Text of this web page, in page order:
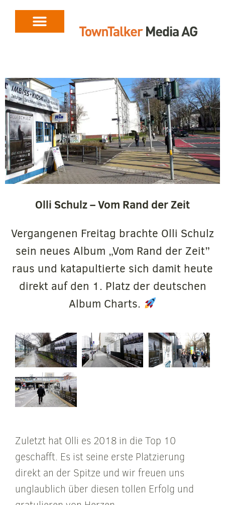
Olli Schulz – Vom Rand der Zeit
Vergangenen Freitag brachte Olli Schulz
sein neues Album „Vom Rand der Zeit”
raus und katapultierte sich damit heute
direkt auf den 1. Platz der deutschen
Album Charts.
Zuletzt hat Olli es 2018 in die Top 10
geschafft. Es ist seine erste Platzierung
direkt an der Spitze und wir freuen uns
unglaublich über diesen tollen Erfolg und